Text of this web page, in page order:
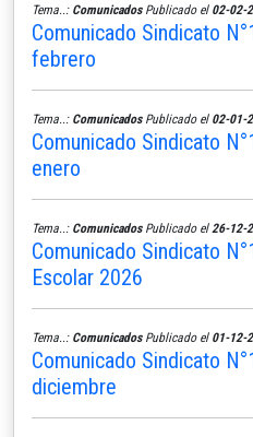
Tema..: ComunicadosPublicado el 02-02-
Comunicado Sindicato
febrero
Tema..: ComunicadosPublicado el 02-01-
Comunicado Sindicato
enero
Tema..: ComunicadosPublicado el 26-12-
Comunicado Sindicato
Escolar 2026
Tema..: ComunicadosPublicado el 01-12-
Comunicado Sindicato
diciembre